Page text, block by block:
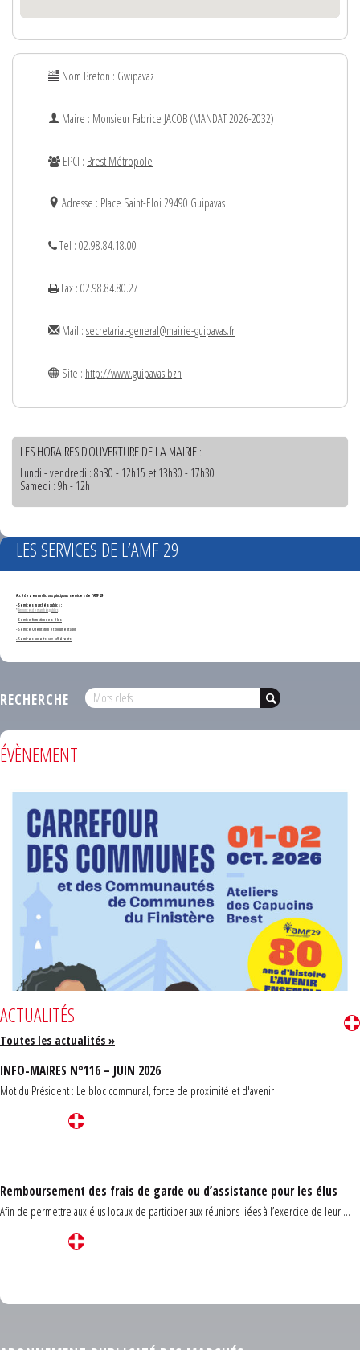
Nom Breton : Gwipavaz
Maire : Monsieur Fabrice JACOB (MANDAT 2026-2032)
EPCI : Brest Métropole
Adresse : Place Saint-Eloi 29490 Guipavas
Tel : 02.98.84.18.00
Fax : 02.98.84.80.27
Mail : secretariat-general@mairie-guipavas.fr
Site : http://www.guipavas.bzh
LES HORAIRES D'OUVERTURE DE LA MAIRIE :
Lundi - vendredi : 8h30 - 12h15 et 13h30 - 17h30
Samedi : 9h - 12h
LES SERVICES DE L’AMF 29
Accédez en un clic aux principaux services de l'AMF 29 :
- Services marchés publics :
*Annonces de marchés publics
-Service formation des élus
- Service Orientation et documentation
- Services ouverts aux adhérents
RECHERCHE
ÉVÈNEMENT
ACTUALITÉS
Toutes les actualités »
INFO-MAIRES N°116 – JUIN 2026
Mot du Président : Le bloc communal, force de proximité et d'avenir
Remboursement des frais de garde ou d’assistance pour les élus
Afin de permettre aux élus locaux de participer aux réunions liées à l’exercice de leur ...